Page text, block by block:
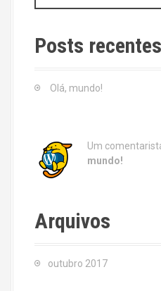
a
c
h
Posts recentes
Olá, mundo!
Um
mundo!
Arquivos
outubro 2017